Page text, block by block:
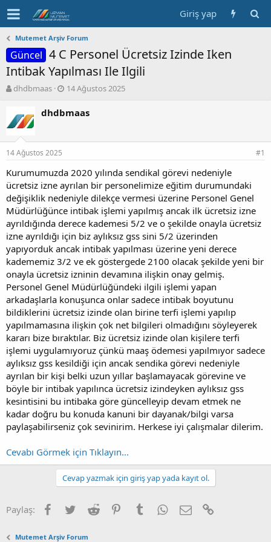
Giriş yap
Mutemet Arşiv Forum
Güncel 4 C Personel Ücretsiz Izinde Iken
Intibak Yapılması Ile Ilgili
K
b
u
y
u
a
ş
l
a
a
n
dhdbmaas
B
ş
n
ç
t
a
r
h
i
14 Ağustos 2025
dhdbmaas
14 Ağustos 2025 #1
Kurumumuzda 2020 yılında sendikal görevi nedeniyle
ücretsiz izne ayrılan bir personelimize eğitim durumundaki
değişiklik nedeniyle dilekçe vermesi üzerine Personel Genel
Müdürlüğünce intibak işlemi yapılmış ancak ilk ücretsiz izne
ayrıldığında derece kademesi 5/2 ve o şekilde onayla ücretsiz
izne ayrıldığı için biz aylıksız gss sini 5/2 üzerinden
yapıyorduk ancak intibak yapılması üzerine yeni derece
kadememiz 3/2 ve ek göstergede 2100 olacak şekilde yeni bir
onayla ücretsiz izninin devamına ilişkin onay gelmiş.
Personel Genel Müdürlüğündeki ilgili işlemi yapan
arkadaşlarla konuşunca onlar sadece intibak boyutunu
bildiklerini ücretsiz izinde olan birine terfi işlemi yapılıp
yapılmamasına ilişkin çok net bilgileri olmadığını söyleyerek
kararı bize bıraktılar. Biz ücretsiz izinde olan kişilere terfi
işlemi uygulamıyoruz çünkü maaş ödemesi yapılmıyor sadece
aylıksız gss kesildiği için ancak sendika görevi nedeniyle
ayrılan bir kişi belki uzun yıllar başlamayacak görevine ve
böyle bir intibak yapılınca ücretsiz izindeyken aylıksız gss
kesintisini bu intibaka göre güncelleyip devam etmek ne
kadar doğru bu konuda kanuni bir dayanak/bilgi varsa
paylaşabilirseniz çok sevinirim. Herkese iyi çalışmalar dilerim.
Cevabı Görmek için Tıklayın...
Cevap yazmak için giriş yap yada kayıt ol.
Paylaş: Facebook
TwitterReddit PinterestTumblrWhatsApp
E-posta
Mutemet Arşiv Forum